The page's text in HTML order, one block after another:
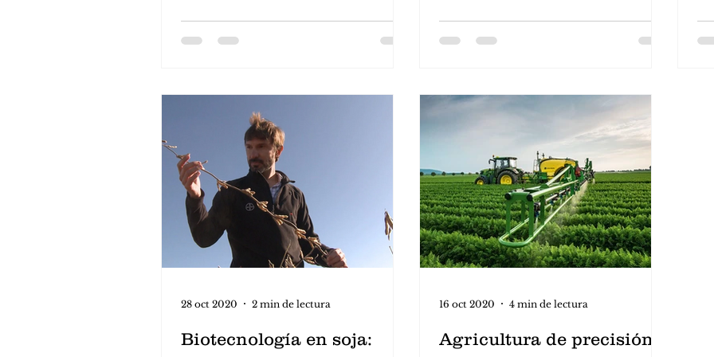
Biotecnología en soja:
28 oct 2020 2 min de lectura
Agricultura de precisión:
16 oct 2020 4 min de lectura